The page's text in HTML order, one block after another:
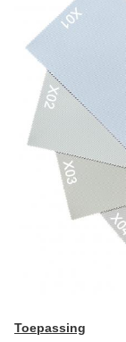
Toepassing